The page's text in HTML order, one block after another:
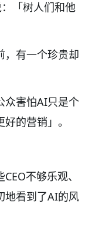
「树人们和他
，有一个珍贵却
众害怕AI只是个
的营销」。
不够乐观、
地看到了AI的风